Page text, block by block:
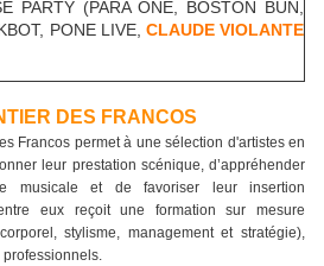
PARTY (PARA ONE, BOSTON BUN,
PONE LIVE, CLAUDE VIOLANTE
DES FRANCOS
Francos permet à une sélection d'artistes en
leur prestation scénique, d’appréhender
musicale et de favoriser leur insertion
eux reçoit une formation sur mesure
stylisme, management et stratégie),